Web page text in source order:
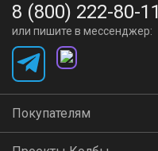
8 (800) 222-80-11
или пишите в мессенджер:
Покупателям